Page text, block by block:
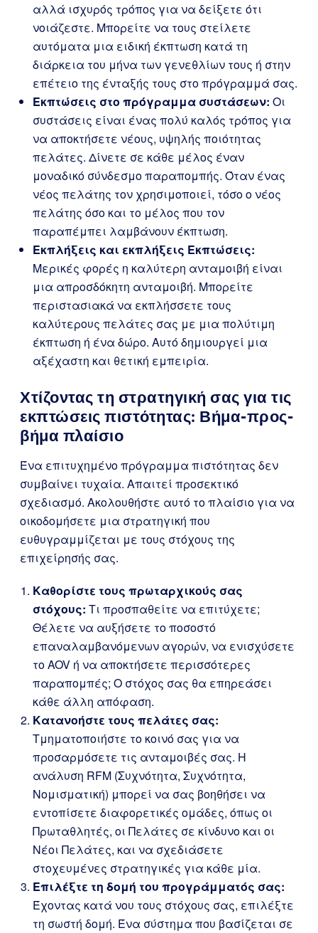
αλλά ισχυρός τρόπος για να δείξετε ότι
νοιάζεστε. Μπορείτε να τους στείλετε
αυτόματα μια ειδική έκπτωση κατά τη
διάρκεια του μήνα των γενεθλίων τους ή στην
επέτειο της ένταξής τους στο πρόγραμμά σας.
Εκπτώσεις στο πρόγραμμα συστάσεων: Οι
συστάσεις είναι ένας πολύ καλός τρόπος για
να αποκτήσετε νέους, υψηλής ποιότητας
πελάτες. Δίνετε σε κάθε μέλος έναν
μοναδικό σύνδεσμο παραπομπής. Όταν ένας
νέος πελάτης τον χρησιμοποιεί, τόσο ο νέος
πελάτης όσο και το μέλος που τον
παραπέμπει λαμβάνουν έκπτωση.
Εκπλήξεις και εκπλήξεις Εκπτώσεις:
Μερικές φορές η καλύτερη ανταμοιβή είναι
μια απροσδόκητη ανταμοιβή. Μπορείτε
περιστασιακά να εκπλήσσετε τους
καλύτερους πελάτες σας με μια πολύτιμη
έκπτωση ή ένα δώρο. Αυτό δημιουργεί μια
αξέχαστη και θετική εμπειρία.
Χτίζοντας τη στρατηγική σας για τις
εκπτώσεις πιστότητας: Βήμα-προς-
βήμα πλαίσιο
Ένα επιτυχημένο πρόγραμμα πιστότητας δεν
συμβαίνει τυχαία. Απαιτεί προσεκτικό
σχεδιασμό. Ακολουθήστε αυτό το πλαίσιο για να
οικοδομήσετε μια στρατηγική που
ευθυγραμμίζεται με τους στόχους της
επιχείρησής σας.
Καθορίστε τους πρωταρχικούς σας
στόχους: Τι προσπαθείτε να επιτύχετε;
Θέλετε να αυξήσετε το ποσοστό
επαναλαμβανόμενων αγορών, να ενισχύσετε
το AOV ή να αποκτήσετε περισσότερες
παραπομπές; Ο στόχος σας θα επηρεάσει
κάθε άλλη απόφαση.
Κατανοήστε τους πελάτες σας:
Τμηματοποιήστε το κοινό σας για να
προσαρμόσετε τις ανταμοιβές σας. Η
ανάλυση RFM (Συχνότητα, Συχνότητα,
Νομισματική) μπορεί να σας βοηθήσει να
εντοπίσετε διαφορετικές ομάδες, όπως οι
Πρωταθλητές, οι Πελάτες σε κίνδυνο και οι
Νέοι Πελάτες, και να σχεδιάσετε
στοχευμένες στρατηγικές για κάθε μία.
Επιλέξτε τη δομή του προγράμματός σας:
Έχοντας κατά νου τους στόχους σας, επιλέξτε
τη σωστή δομή. Ένα σύστημα που βασίζεται σε